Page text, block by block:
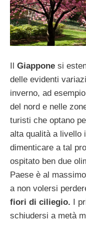
Il Giappone si
delle evidenti
inverno, ad
del nord e nelle
turisti che optano
alta qualità a livello
dimenticare a tal
ospitato ben due
Paese è al
a non volersi
fiori di ciliegio. I
schiudersi a metà